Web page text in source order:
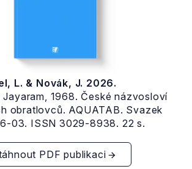
L. & Novák, J. 2026.
Jayaram, 1968. České názvosloví
obratlovců. AQUATAB. Svazek
03. ISSN 3029-8938. 22 s.
PDF publikaci